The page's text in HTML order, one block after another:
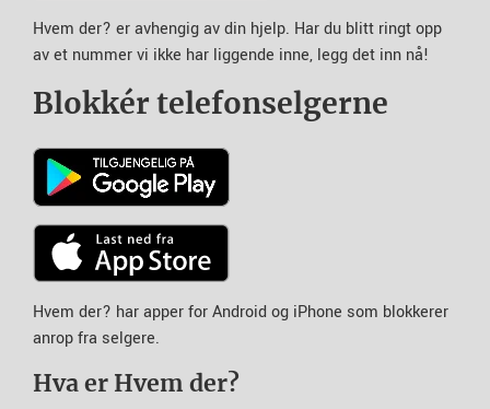
Hvem der? er avhengig av din hjelp. Har du blitt ringt opp
av et nummer vi ikke har liggende inne, legg det inn nå!
Blokkér telefonselgerne
Hvem der? har apper for Android og iPhone som blokkerer
anrop fra selgere.
Hva er Hvem der?